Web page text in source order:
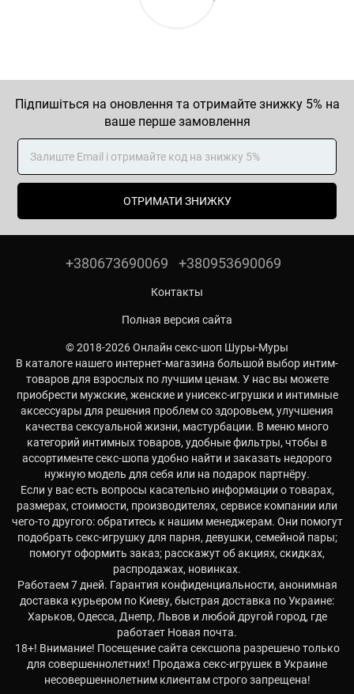
Підпишіться на оновлення та отримайте знижку 5% на
ваше перше замовлення
ОТРИМАТИ ЗНИЖКУ
+380673690069 +380953690069
Контакты
Полная версия сайта
© 2018-2026 Онлайн секс-шоп Шуры-Муры
В каталоге нашего интернет-магазина большой выбор интим-
товаров для взрослых по лучшим ценам. У нас вы можете
приобрести мужские, женские и унисекс-игрушки и интимные
аксессуары для решения проблем со здоровьем, улучшения
качества сексуальной жизни, мастурбации. В меню много
категорий интимных товаров, удобные фильтры, чтобы в
ассортименте секс-шопа удобно найти и заказать недорого
нужную модель для себя или на подарок партнёру.
Если у вас есть вопросы касательно информации о товарах,
размерах, стоимости, производителях, сервисе компании или
чего-то другого: обратитесь к нашим менеджерам. Они помогут
подобрать секс-игрушку для парня, девушки, семейной пары;
помогут оформить заказ; расскажут об акциях, скидках,
распродажах, новинках.
Работаем 7 дней. Гарантия конфиденциальности, анонимная
доставка курьером по Киеву, быстрая доставка по Украине:
Харьков, Одесса, Днепр, Львов и любой другой город, где
работает Новая почта.
18+! Внимание! Посещение сайта сексшопа разрешено только
для совершеннолетних! Продажа секс-игрушек в Украине
несовершеннолетним клиентам строго запрещена!